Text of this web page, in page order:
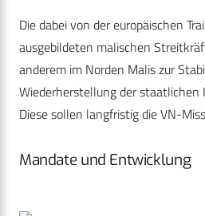
Die dabei von der europäischen
ausgebildeten malischen
anderem im Norden Malis zur
Wiederherstellung der
Diese sollen langfristig die VN-
Mandate und Entwicklung